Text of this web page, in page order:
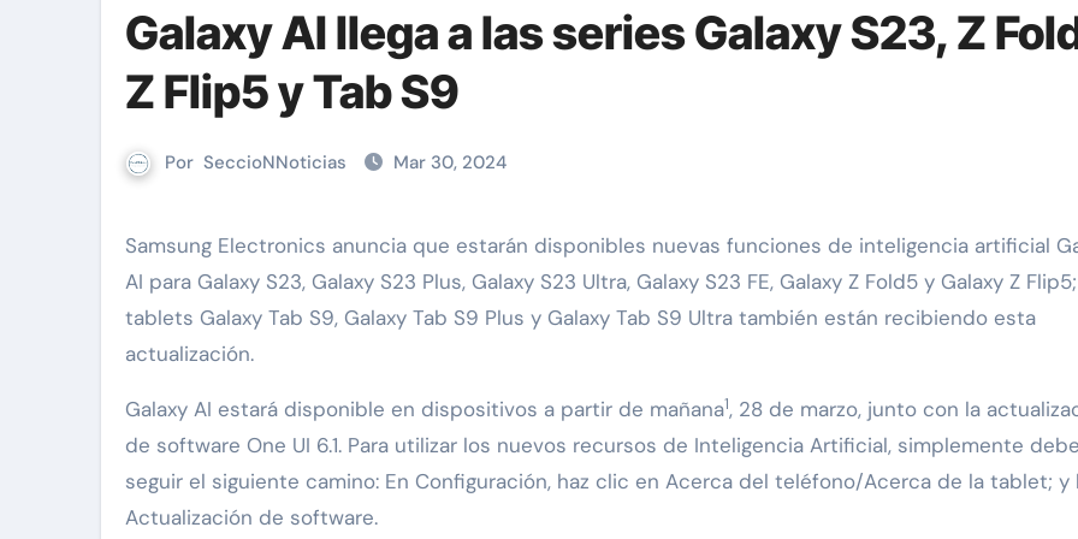
Galaxy AI llega a las series Galaxy S23, Z
Z Flip5 y Tab S9
Por SeccioNNoticias Mar 30, 2024
Samsung Electronics anuncia que estarán disponibles nuevas funciones de inteligencia artificial Galaxy
AI para Galaxy S23, Galaxy S23 Plus, Galaxy S23 Ultra, Galaxy S23 FE, Galaxy Z Fold5 y Galaxy Z
tablets Galaxy Tab S9, Galaxy Tab S9 Plus y Galaxy Tab S9 Ultra también están recibiendo esta
actualización.
Galaxy AI estará disponible en dispositivos a partir de mañana1, 28 de marzo, junto con la
de software One UI 6.1. Para utilizar los nuevos recursos de Inteligencia Artificial, simplemente
seguir el siguiente camino: En Configuración, haz clic en Acerca del teléfono/Acerca de la tablet; y
Actualización de software.